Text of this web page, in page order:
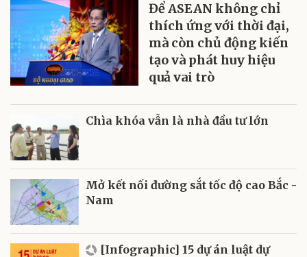
Để ASEAN không chỉ
thích ứng với thời đại,
mà còn chủ động kiến
tạo và phát huy hiệu
quả vai trò
Chìa khóa vẫn là nhà đầu tư lớn
Mở kết nối đường sắt tốc độ cao Bắc -
Nam
[Infographic] 15 dự án luật dự